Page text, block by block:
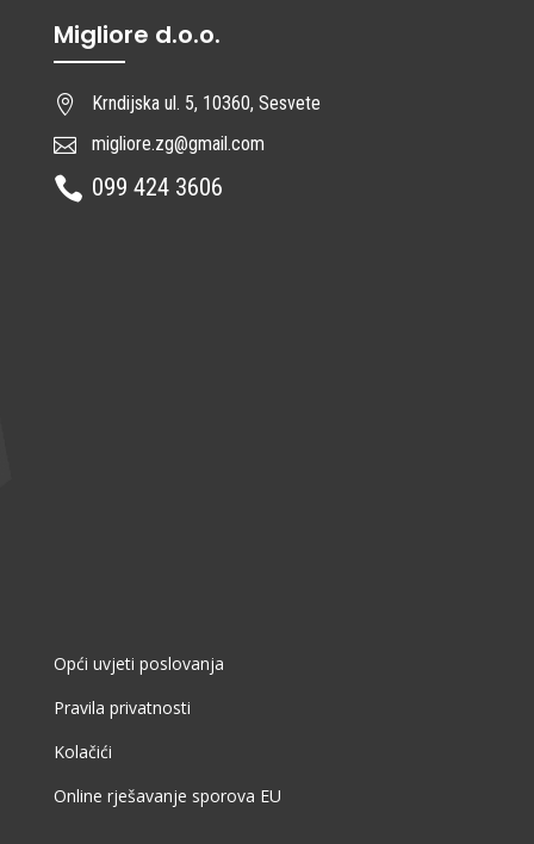
Migliore d.o.o.

Krndijska ul. 5, 10360, Sesvete

migliore.zg@gmail.com
 099 424 3606
Opći uvjeti poslovanja
Pravila privatnosti
Kolačići
Online rješavanje sporova EU